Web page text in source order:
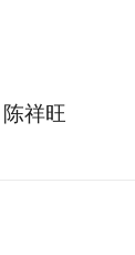
祥旺